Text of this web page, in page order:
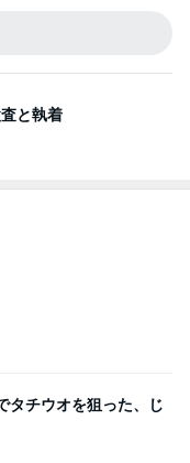
と執着
タチウオを狙った、じ